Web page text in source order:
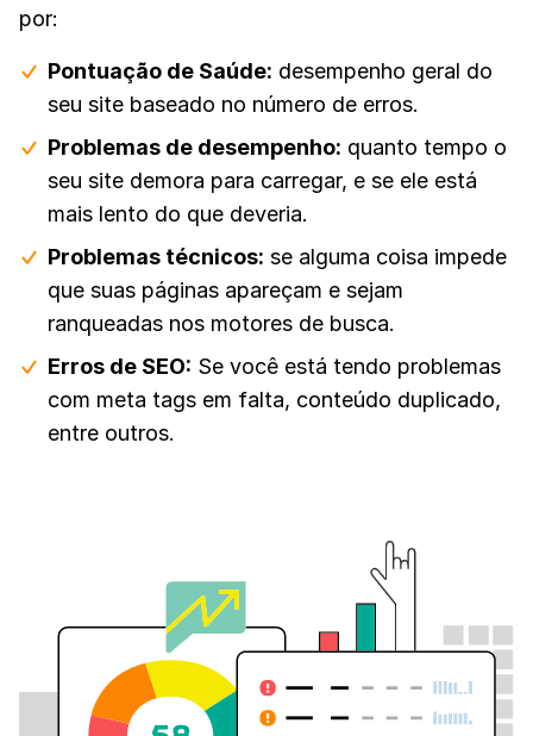
por:
Pontuação de Saúde: desempenho geral do
seu site baseado no número de erros.
Problemas de desempenho: quanto tempo o
seu site demora para carregar, e se ele está
mais lento do que deveria.
Problemas técnicos: se alguma coisa impede
que suas páginas apareçam e sejam
ranqueadas nos motores de busca.
Erros de SEO: Se você está tendo problemas
com meta tags em falta, conteúdo duplicado,
entre outros.